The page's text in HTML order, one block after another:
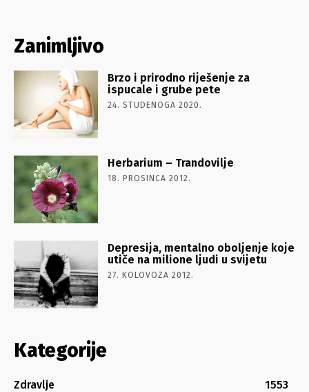
Zanimljivo
Brzo i prirodno riješenje za
ispucale i grube pete
24. STUDENOGA 2020.
Herbarium – Trandovilje
18. PROSINCA 2012.
Depresija, mentalno oboljenje koje
utiče na milione ljudi u svijetu
27. KOLOVOZA 2012.
Kategorije
Zdravlje
1553